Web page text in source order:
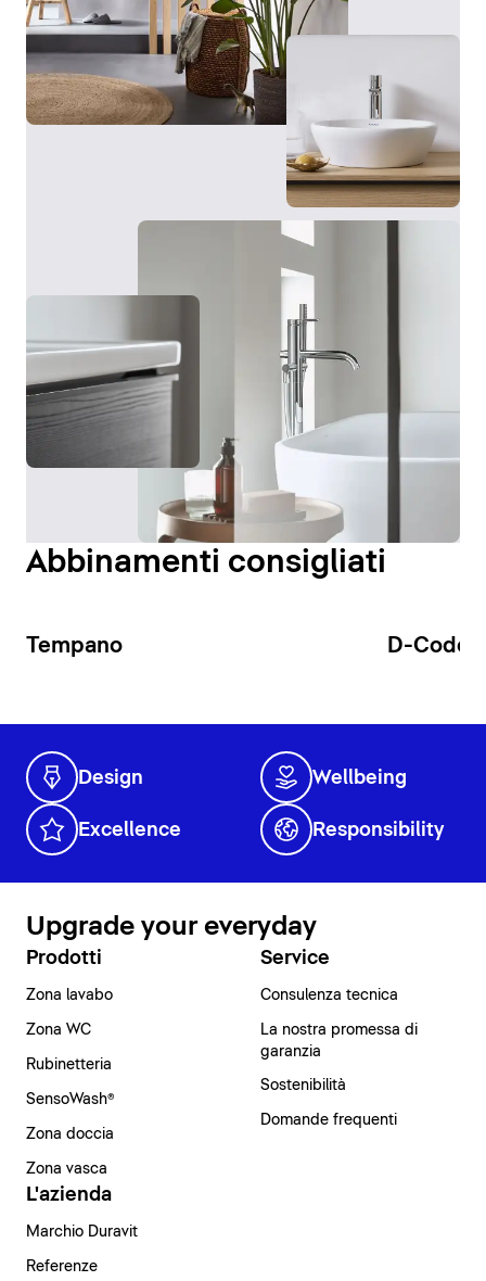
Abbinamenti consigliati
Tempano D-Code
Design Wellbeing
Excellence Responsibility
Upgrade your everyday
Prodotti
Zona lavabo
Zona WC
Rubinetteria
SensoWash®
Zona doccia
Zona vasca
Service
Consulenza tecnica
La nostra promessa di
garanzia
Sostenibilità
Domande frequenti
L'azienda
Marchio Duravit
Referenze